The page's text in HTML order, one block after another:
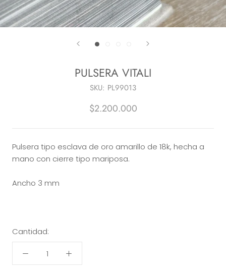
PULSERA VITALI
SKU: PL99013
$2.200.000
Pulsera tipo esclava de oro amarillo de 18k, hecha a
mano con cierre tipo mariposa.
Ancho 3 mm
Cantidad: